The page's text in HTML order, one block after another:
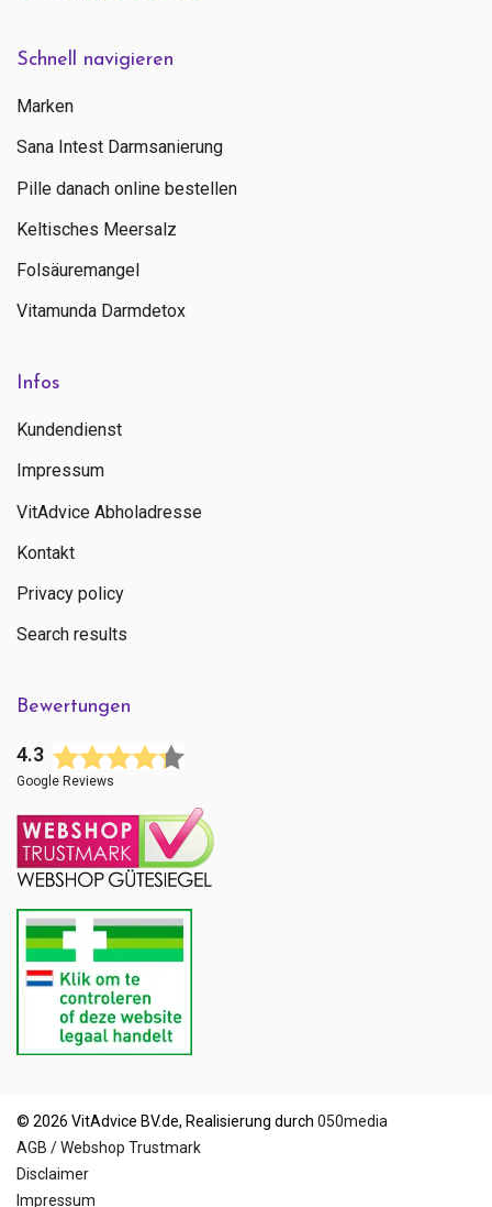
Schnell navigieren
Marken
Sana Intest Darmsanierung
Pille danach online bestellen
Keltisches Meersalz
Folsäuremangel
Vitamunda Darmdetox
Infos
Kundendienst
Impressum
VitAdvice Abholadresse
Kontakt
Privacy policy
Search results
Bewertungen
4.3
Google Reviews
© 2026 VitAdvice BV.de, Realisierung durch 050media
AGB / Webshop Trustmark
Disclaimer
Impressum